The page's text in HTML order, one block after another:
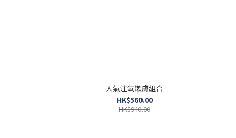
人氣注氧嫰膚組合
HK$560.00
HK$940.00